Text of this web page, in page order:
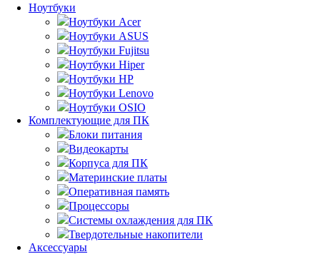
Ноутбуки
Ноутбуки Acer
Ноутбуки ASUS
Ноутбуки Fujitsu
Ноутбуки Hiper
Ноутбуки HP
Ноутбуки Lenovo
Ноутбуки OSIO
Комплектующие для ПК
Блоки питания
Видеокарты
Корпуса для ПК
Материнские платы
Оперативная память
Процессоры
Системы охлаждения для ПК
Твердотельные накопители
Аксессуары